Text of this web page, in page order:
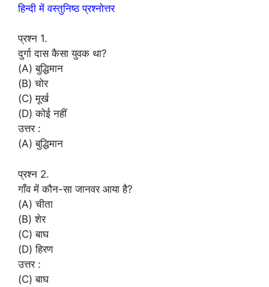
हिन्दी में वस्तुनिष्ठ प्रश्नोत्तर
प्रश्न 1.
दुर्गा दास कैसा युवक था?
(A) बुद्धिमान
(B) चोर
(C) मूर्ख
(D) कोई नहीं
उत्तर :
(A) बुद्धिमान
प्रश्न 2.
गाँव में कौन-सा जानवर आया है?
(A) चीता
(B) शेर
(C) बाघ
(D) हिरण
उत्तर :
(C) बाघ